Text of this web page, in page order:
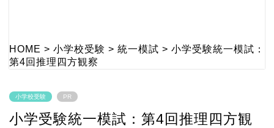
HOME > 小学校受験 > 統一模試 > 小学受験統一模試：
第4回推理四方観察
小学校受験 PR
小学受験統一模試：第4回推理四方観